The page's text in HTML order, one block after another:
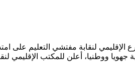
الإقليمي لنقابة مفتشي التعليم على
ووطنيا، أعلن للمكتب الإقليمي